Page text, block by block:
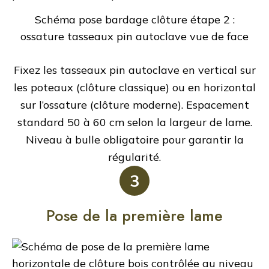
Schéma pose bardage clôture étape 2 :
ossature tasseaux pin autoclave vue de face
Fixez les tasseaux pin autoclave en vertical sur
les poteaux (clôture classique) ou en horizontal
sur l’ossature (clôture moderne). Espacement
standard 50 à 60 cm selon la largeur de lame.
Niveau à bulle obligatoire pour garantir la
régularité.
3
Pose de la première lame